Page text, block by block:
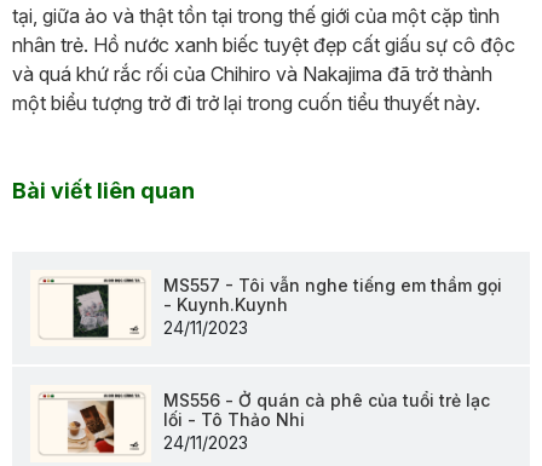
tại, giữa ảo và thật tồn tại trong thế giới của một cặp tình
nhân trẻ. Hồ nước xanh biếc tuyệt đẹp cất giấu sự cô độc
và quá khứ rắc rối của Chihiro và Nakajima đã trở thành
một biểu tượng trở đi trở lại trong cuốn tiểu thuyết này.
Bài viết liên quan
MS557 - Tôi vẫn nghe tiếng em thầm gọi
- Kuynh.Kuynh
24/11/2023
MS556 - Ở quán cà phê của tuổi trẻ lạc
lối - Tô Thảo Nhi
24/11/2023